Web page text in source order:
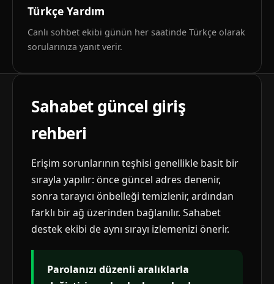
Türkçe Yardım
Canlı sohbet ekibi günün her saatinde Türkçe olarak
sorularınıza yanıt verir.
Sahabet güncel giriş
rehberi
Erişim sorunlarının teşhisi genellikle basit bir
sırayla yapılır: önce güncel adres denenir,
sonra tarayıcı önbelleği temizlenir, ardından
farklı bir ağ üzerinden bağlanılır. Sahabet
destek ekibi de aynı sırayı izlemenizi önerir.
Parolanızı düzenli aralıklarla